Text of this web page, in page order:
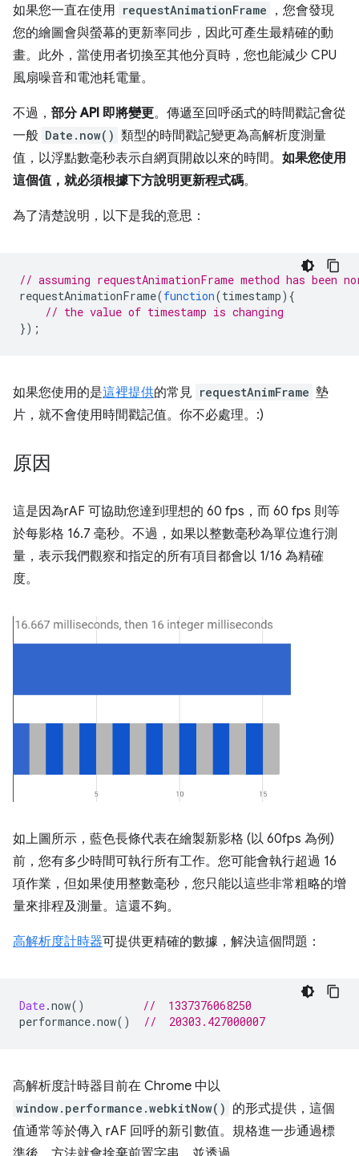
如果您一直在使用 requestAnimationFrame
，您會發現
您的繪圖會與螢幕的更新率同步，因此可產生最精確的動
畫。此外，當使用者切換至其他分頁時，您也能減少 CPU
風扇噪音和電池耗電量。
不過， 部分 API 即將變更。傳遞至回呼函式的時間戳記會從
一般 Date.now() 類型的時間戳記變更為高解析度測量
值，以浮點數毫秒表示自網頁開啟以來的時間。 如果您使用
這個值，就必須根據下方說明更新程式碼。
為了清楚說明，以下是我的意思：
// assuming requestAnimationFrame method has
requestAnimationFrame(function(timestamp){
// the value of timestamp is changing
});
如果您使用的是這裡提供的常見 requestAnimFrame 墊
片，就不會使用時間戳記值。你不必處理。:)
原因
這是因為rAF 可協助您達到理想的 60 fps，而 60 fps 則等
於每影格 16.7 毫秒。不過，如果以整數毫秒為單位進行測
量，表示我們觀察和指定的所有項目都會以 1/16 為精確
度。
如上圖所示，藍色長條代表在繪製新影格 (以 60fps 為例)
前，您有多少時間可執行所有工作。您可能會執行超過 16
項作業，但如果使用整數毫秒，您只能以這些非常粗略的增
量來排程及測量。這還不夠。
高解析度計時器可提供更精確的數據，解決這個問題：
Date.now()
//  1337376068250
performance.now() //  20303.427000007
高解析度計時器目前在 Chrome 中以
window.performance.webkitNow() 的形式提供，這個
值通常等於傳入 rAF 回呼的新引數值。規格進一步通過標